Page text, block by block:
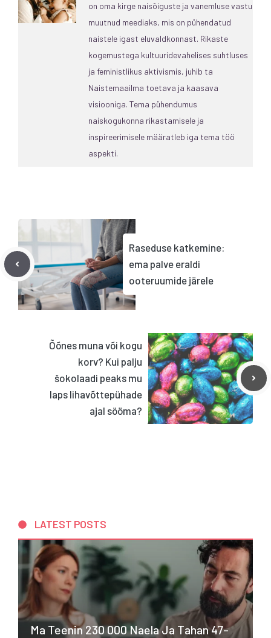
on oma kirge naisõiguste ja vanemluse vastu
muutnud meediaks, mis on pühendatud
naistele igast eluvaldkonnast. Rikaste
kogemustega kultuuridevahelises suhtluses
ja feministlikus aktivismis, juhib ta
Naistemaailma toetava ja kaasava
visiooniga. Tema pühendumus
naiskogukonna rikastamisele ja
inspireerimisele määratleb iga tema töö
aspekti.
Raseduse katkemine:
ema palve eraldi
ooteruumide järele
Õõnes muna või kogu
korv? Kui palju
šokolaadi peaks mu
laps lihavõttepühade
ajal sööma?
LATEST POSTS
Ma Teenin 230 000 Naela Ja Tahan 47-